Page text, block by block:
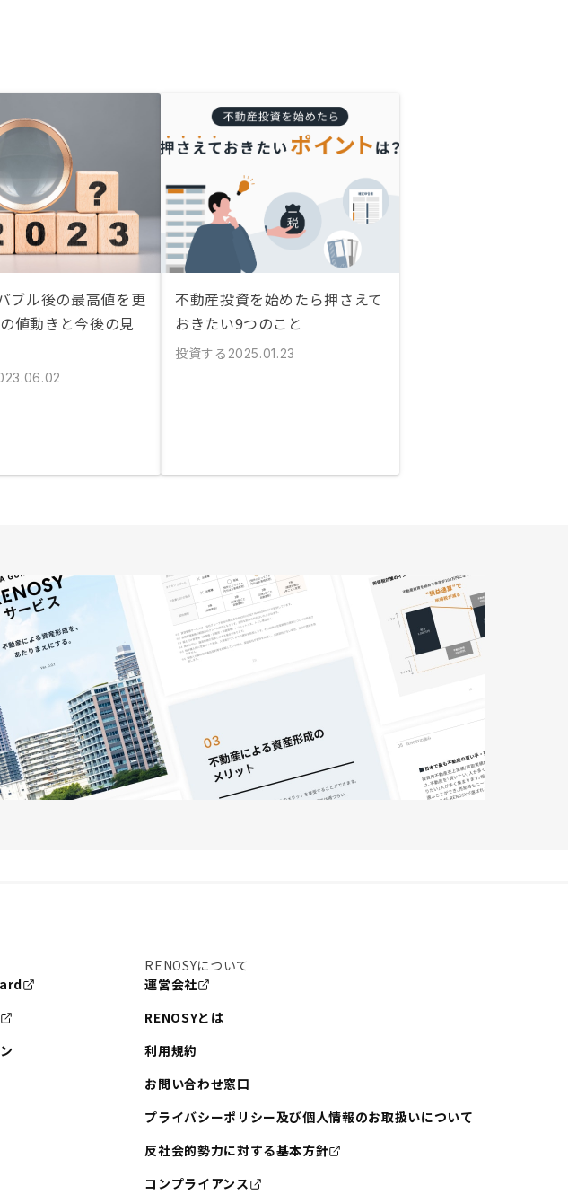
ブル後の最高値を更
値動きと今後の見
不動産投資を始めたら押さえて
おきたい9つのこと
投資する 2025.01.23
RENOSYについて
運営会社
RENOSYとは
利用規約
お問い合わせ窓口
プライバシーポリシー及び個人情報のお取扱いについて
反社会的勢力に対する基本方針
コンプライアンス